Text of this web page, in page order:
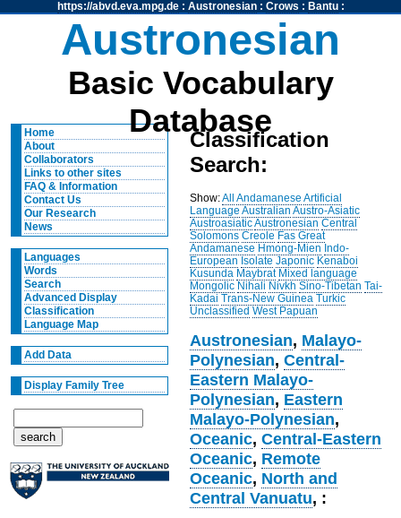
https://abvd.eva.mpg.de: Austronesian: Crows : Bantu:
Austronesian
Basic Vocabulary
Database
Home
About
Collaborators
Links to other sites
FAQ & Information
Contact Us
Our Research
News
Languages
Words
Search
Advanced Display
Classification
Language Map
Add Data
Display Family Tree
Classification
Search:
Show:All Andamanese Artificial
Language Australian Austro-Asiatic
AustroasiaticAustronesian Central
Solomons Creole Fas Great
Andamanese Hmong-Mien Indo-
European Isolate Japonic Kenaboi
Kusunda Maybrat Mixed language
Mongolic Nihali Nivkh Sino-Tibetan Tai-
Kadai Trans-New Guinea Turkic
Unclassified West Papuan
Austronesian, Malayo-
Polynesian,Central-
Eastern Malayo-
Polynesian, Eastern
Malayo-Polynesian,
Oceanic,Central-Eastern
Oceanic, Remote
Oceanic, North and
Central Vanuatu, :